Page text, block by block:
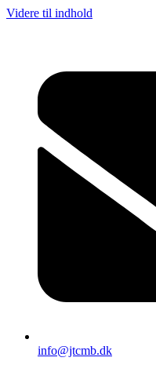
Videre til indhold
info@jtcmb.dk